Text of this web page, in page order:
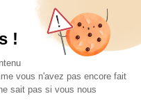
signifie que les
reviennent
un taux de
des problèmes
de la qualité
de la pertinence de